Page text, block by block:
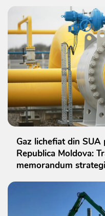
Gaz lichefiat din
Republica Moldova:
memorandum